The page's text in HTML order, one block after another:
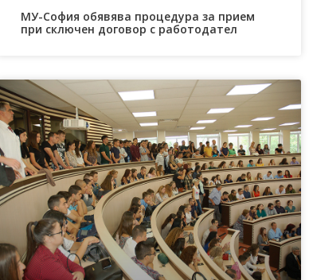
МУ-София обявява процедура за прием
при сключен договор с работодател